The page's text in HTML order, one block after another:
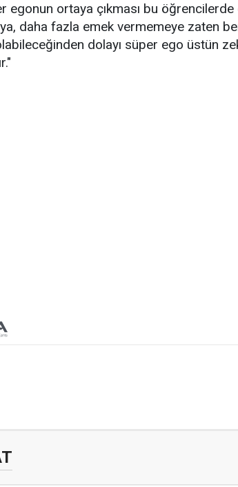
egonun ortaya çıkması bu öğrencilerde
daha fazla emek vermemeye zaten
dolayı süper ego üstün